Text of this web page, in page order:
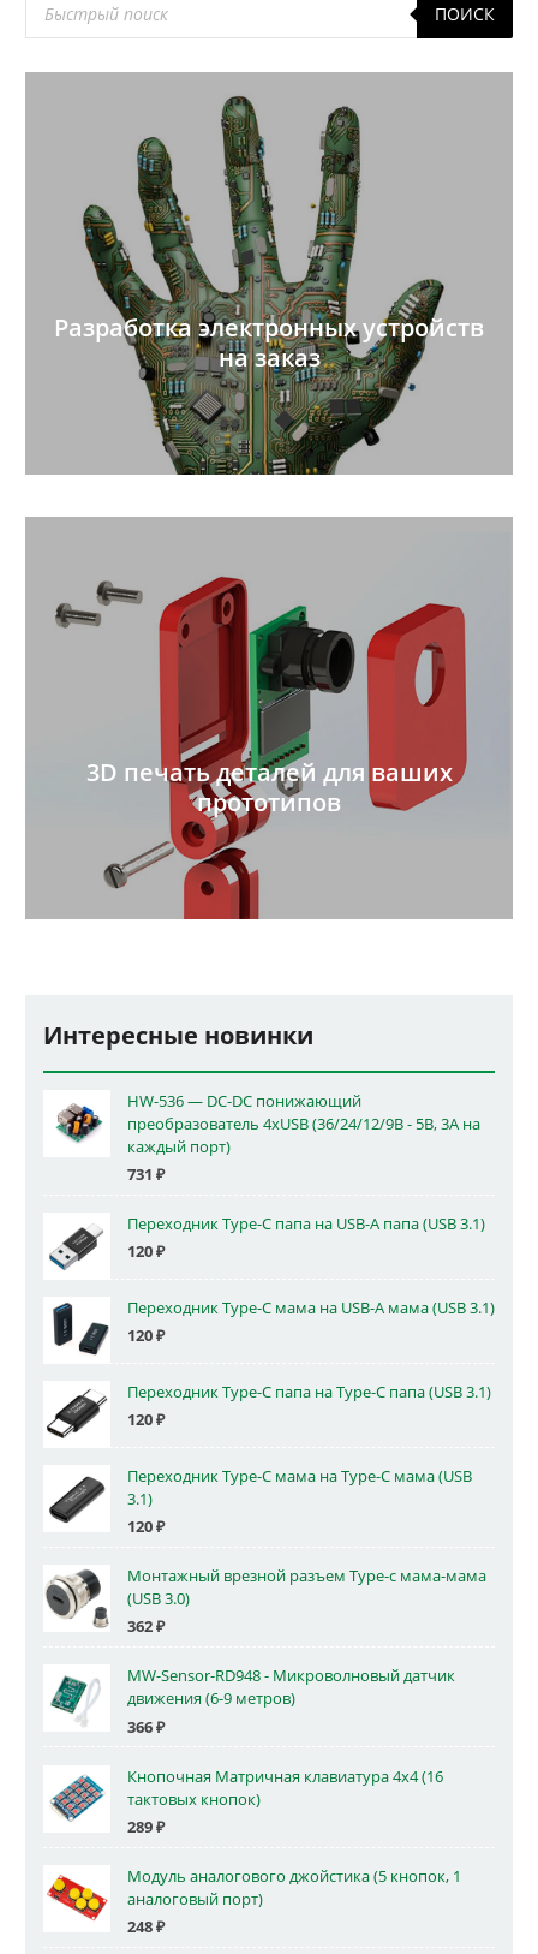
товаров
ПОИСК
Разработка электронных устройств
на заказ
3D печать деталей для ваших
прототипов
Интересные новинки
HW-536 — DC-DC понижающий
преобразователь 4xUSB (36/24/12/9В - 5В, 3А на
каждый порт)
731 ₽
Переходник Type-C папа на USB-A папа (USB 3.1)
120₽
Переходник Type-C мама на USB-A мама (USB 3.1)
120₽
Переходник Type-C папа на Type-C папа (USB 3.1)
120₽
Переходник Type-C мама на Type-C мама (USB
3.1)
120₽
Монтажный врезной разъем Type-c мама-мама
(USB 3.0)
362₽
MW-Sensor-RD948 - Микроволновый датчик
движения (6-9 метров)
366₽
Кнопочная Матричная клавиатура 4x4 (16
тактовых кнопок)
289₽
Модуль аналогового джойстика (5 кнопок, 1
аналоговый порт)
248₽